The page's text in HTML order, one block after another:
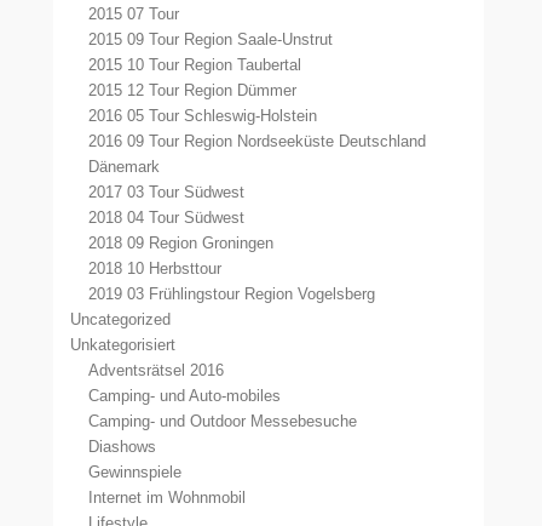
2015 07 Tour
2015 09 Tour Region Saale-Unstrut
2015 10 Tour Region Taubertal
2015 12 Tour Region Dümmer
2016 05 Tour Schleswig-Holstein
2016 09 Tour Region Nordseeküste Deutschland
Dänemark
2017 03 Tour Südwest
2018 04 Tour Südwest
2018 09 Region Groningen
2018 10 Herbsttour
2019 03 Frühlingstour Region Vogelsberg
Uncategorized
Unkategorisiert
Adventsrätsel 2016
Camping- und Auto-mobiles
Camping- und Outdoor Messebesuche
Diashows
Gewinnspiele
Internet im Wohnmobil